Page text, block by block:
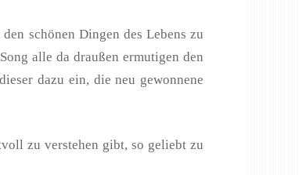
schönen Dingen des Lebens zu
alle da draußen ermutigen den
dazu ein, die neu gewonnene
zu verstehen gibt, so geliebt zu